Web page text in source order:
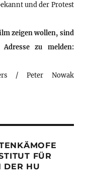
und der Protest
zeigen wollen, sind
zu melden:
/ Peter Nowak
FÜR
DER HU